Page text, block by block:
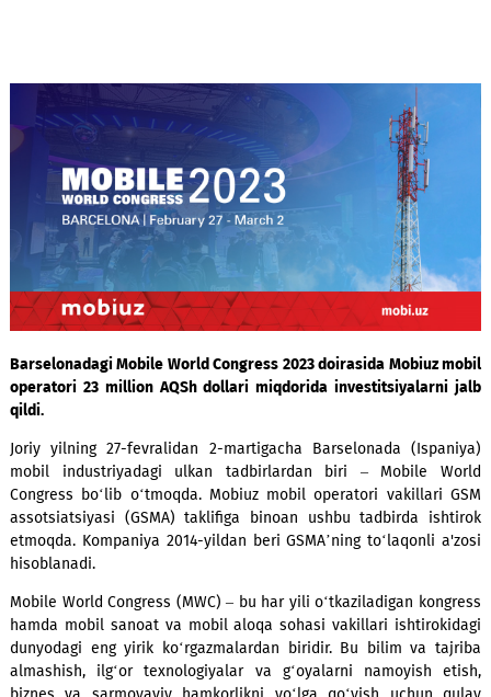
Barselonadagi Mobile World Congress 2023 doirasida
operatori 23 million AQSh dollari miqdorida
qildi.
Joriy yilning 27-fevralidan 2-martigacha Barselonada
mobil industriyadagi ulkan tadbirlardan biri – Mobile
Congress bo‘lib o‘tmoqda. Mobiuz mobil operatori
assotsiatsiyasi (GSMA) taklifiga binoan ushbu tadbirda
etmoqda. Kompaniya 2014-yildan beri GSMA’ning to‘laqonli
hisoblanadi.